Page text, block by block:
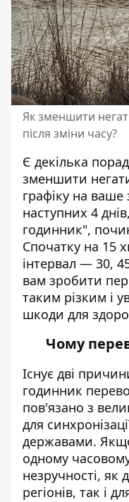
Як зменшити
після зміни часу?
Є декілька
зменшити
графіку на ваше
наступних 4
годинник",
Спочатку на 15
інтервал — 30,
вам зробити
таким різким і
шкоди для
Чому
Існує дві
годинник
пов'язано з
для
державами.
одному
незручності, як
регіонів, так і